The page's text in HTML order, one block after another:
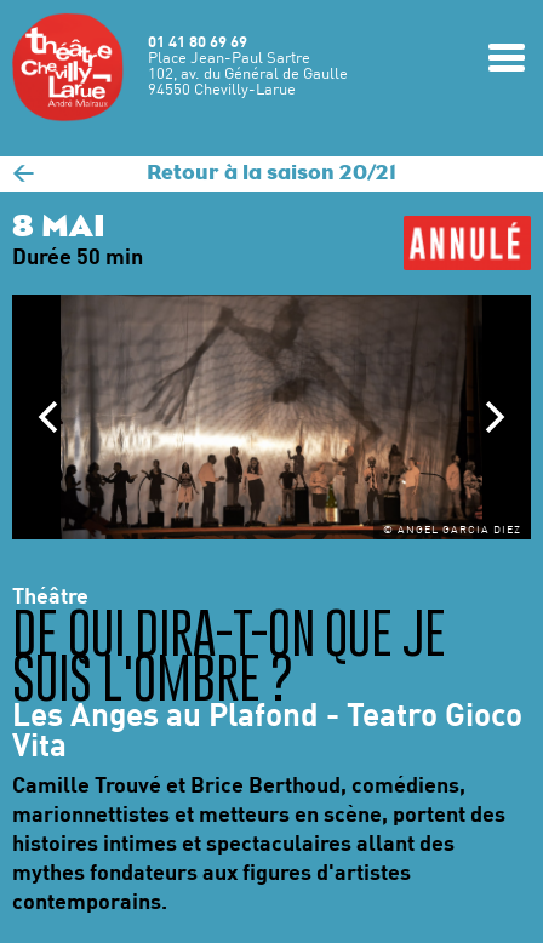
Aller au contenu principal
01 41 80 69 69
Place Jean-Paul Sartre
102, av. du Général de Gaulle
94550 Chevilly-Larue
< Retour à la saison 20/21
8 MAI
Durée 50 min
© ANGEL GARCIA DIEZ
Théâtre
DE QUI DIRA-T-ON QUE JE
SUIS L'OMBRE ?
Les Anges au Plafond - Teatro Gioco
Vita
Camille Trouvé et Brice Berthoud, comédiens,
marionnettistes et metteurs en scène, portent des
histoires intimes et spectaculaires allant des
mythes fondateurs aux figures d'artistes
contemporains.